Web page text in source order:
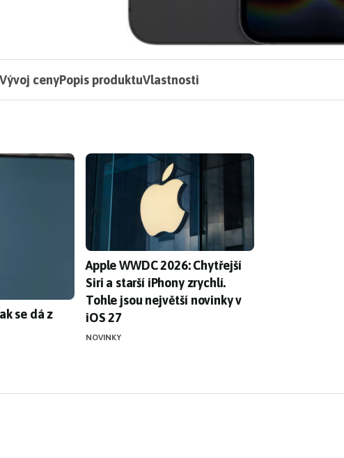
cenyPopis produktuVlastnosti
dá z technologie LiDAR vytěžit mnohem víc
se dá z
Apple WWDC 2026: Chytřejší Siri a starší iPhony
Apple WWDC 2026: Chytřejší
Siri a starší iPhony zrychlí.
Tohle jsou největší novinky v
iOS 27
NOVINKY